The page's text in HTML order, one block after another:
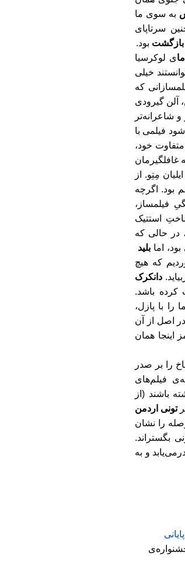
به سوی ما
سرتاپای
بازگشت بود.
ی لوکرسیا
خیلی
که
آلن گیرودی
و شاعرانهتر
شود فیلمی با
خود،
غافلگیرمان
مِتِو. از
بود. اگرچه
فیلمساز،
استتیک
در حالی که
امابلید
که هیچ
دانکرک
کرده باشد.
را با پازل،
اصل از آن
اینجا همان
را بر صدر
ی فیلمهای
باشند (از
تونی اردمن
را نشان
بگستراند.
یابد و به